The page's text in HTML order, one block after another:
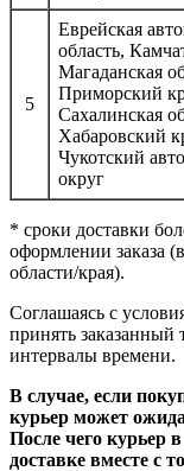
5
Еврейская
область,
Магаданская
Приморский
Сахалинская
Хабаровский
Чукотский
округ
* сроки доставки
оформлении заказа
области/края).
Соглашаясь с
принять заказанный
интервалы времени.
В случае, если
курьер может
После чего курьер
доставке вместе с